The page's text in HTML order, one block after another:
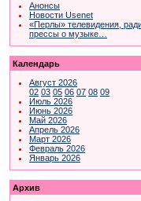
Анонсы
Новости Usenet
«Перлы» телевидения,
прессы о музыке…
Календарь
Август 2026
02 03 05 06 07 08 09
Июль 2026
Июнь 2026
Май 2026
Апрель 2026
Март 2026
Февраль 2026
Январь 2026
Архив